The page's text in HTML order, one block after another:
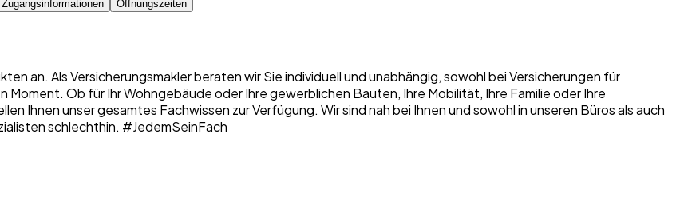
Öffnungszeiten
an. Als Versicherungsmakler beraten wir Sie individuell und unabhängig, sowohl bei Versicherungen für
Ob für Ihr Wohngebäude oder Ihre gewerblichen Bauten, Ihre Mobilität, Ihre Familie oder Ihre
Ihnen unser gesamtes Fachwissen zur Verfügung. Wir sind nah bei Ihnen und sowohl in unseren Büros als auch
schlechthin. #JedemSeinFach